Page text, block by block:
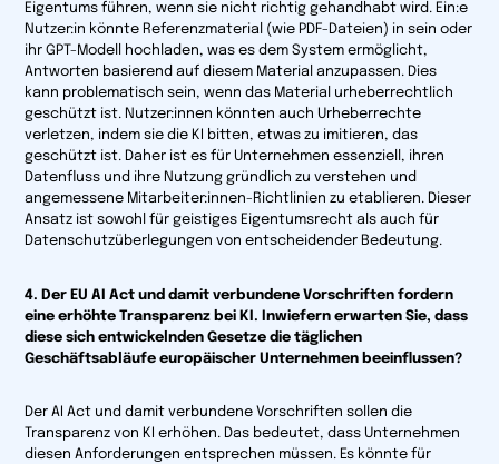
Eigentums führen, wenn sie nicht richtig gehandhabt wird. Ein:e
Nutzer:in könnte Referenzmaterial (wie PDF-Dateien) in sein oder
ihr GPT-Modell hochladen, was es dem System ermöglicht,
Antworten basierend auf diesem Material anzupassen. Dies
kann problematisch sein, wenn das Material urheberrechtlich
geschützt ist. Nutzer:innen könnten auch Urheberrechte
verletzen, indem sie die KI bitten, etwas zu imitieren, das
geschützt ist. Daher ist es für Unternehmen essenziell, ihren
Datenfluss und ihre Nutzung gründlich zu verstehen und
angemessene Mitarbeiter:innen-Richtlinien zu etablieren. Dieser
Ansatz ist sowohl für geistiges Eigentumsrecht als auch für
Datenschutzüberlegungen von entscheidender Bedeutung.
4. Der EU AI Act und damit verbundene Vorschriften fordern
eine erhöhte Transparenz bei KI. Inwiefern erwarten Sie, dass
diese sich entwickelnden Gesetze die täglichen
Geschäftsabläufe europäischer Unternehmen beeinflussen?
Der AI Act und damit verbundene Vorschriften sollen die
Transparenz von KI erhöhen. Das bedeutet, dass Unternehmen
diesen Anforderungen entsprechen müssen. Es könnte für